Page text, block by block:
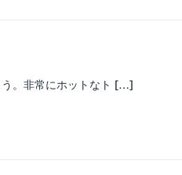
う。非常にホットなト […]